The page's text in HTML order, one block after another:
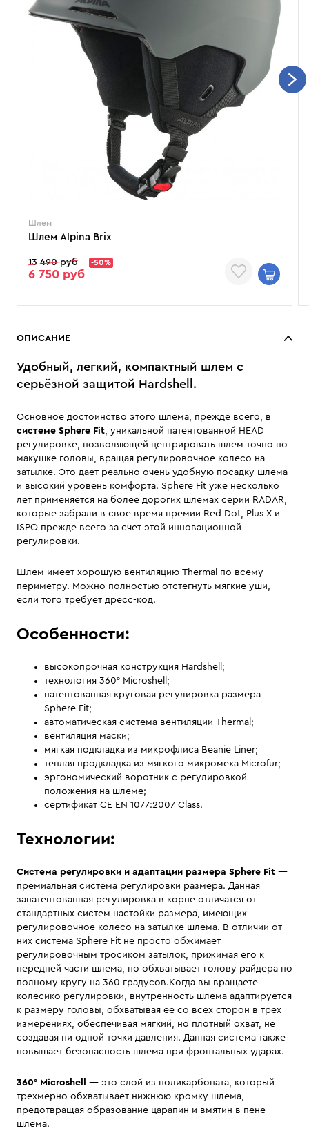
Шлем
Шлем Alpina Brix
13 490 руб -50%
6 750 руб
ОПИСАНИЕ
Удобный, легкий, компактный шлем с
серьёзной защитой Hardshell.
Основное достоинство этого шлема, прежде всего, в
системе Sphere Fit, уникальной патентованной HEAD
регулировке, позволяющей центрировать шлем точно по
макушке головы, вращая регулировочное колесо на
затылке. Это дает реально очень удобную посадку шлема
и высокий уровень комфорта. Sphere Fit уже несколько
лет применяется на более дорогих шлемах серии RADAR,
которые забрали в свое время премии Red Dot, Plus X и
ISPO прежде всего за счет этой инновационной
регулировки.
Шлем имеет хорошую вентиляцию Thermal по всему
периметру. Можно полностью отстегнуть мягкие уши,
если того требует дресс-код.
Особенности:
высокопрочная конструкция Hardshell;
технология 360° Microshell;
патентованная круговая регулировка размера
Sphere Fit;
автоматическая система вентиляции Thermal;
вентиляция маски;
мягкая подкладка из микрофлиса Beanie Liner;
теплая продкладка из мягкого микромеха Microfur;
эргономический воротник с регулировкой
положения на шлеме;
сертификат CE EN 1077:2007 Class.
Технологии:
Система регулировки и адаптации размера Sphere Fit —
премиальная система регулировки размера. Данная
запатентованная регулировка в корне отличатся от
стандартных систем настойки размера, имеющих
регулировочное колесо на затылке шлема. В отличии от
них система Sphere Fit не просто обжимает
регулировочным тросиком затылок, прижимая его к
передней части шлема, но обхватывает голову райдера по
полному кругу на 360 градусов.Когда вы вращаете
колесико регулировки, внутренность шлема адаптируется
к размеру головы, обхватывая ее со всех сторон в трех
измерениях, обеспечивая мягкий, но плотный охват, не
создавая ни одной точки давления. Данная система также
повышает безопасность шлема при фронтальных ударах.
360° Microshell
— это слой из поликарбоната, который
трехмерно обхватывает нижнюю кромку шлема,
предотвращая образование царапин и вмятин в пене
шлема.